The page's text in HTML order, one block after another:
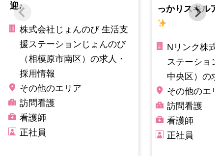
迎♪
株式会社じょんのび 生活支
援ステーションじょんのび
（相模原市南区）の求人・
採用情報
その他のエリア
訪問看護
看護師
正社員
っかりスキル
Nリンク株
ステーショ
中央区）の
その他のエ
訪問看護
看護師
正社員